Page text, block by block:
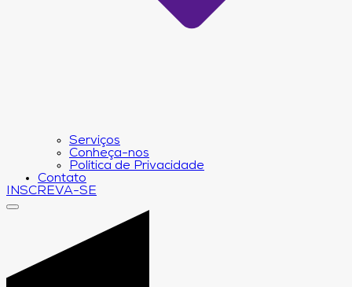
Serviços
Conheça-nos
Política de Privacidade
Contato
INSCREVA-SE